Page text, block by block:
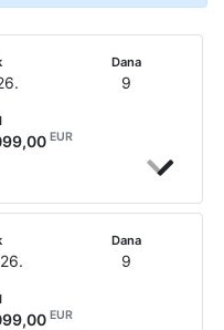
Dana
9
EUR
Dana
9
EUR